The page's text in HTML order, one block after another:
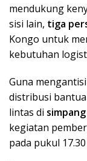
mendukung
sisi lain, tiga
Kongo untuk
kebutuhan
Guna
distribusi
lintas di
kegiatan
pada pukul